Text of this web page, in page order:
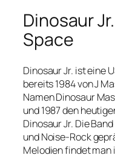
Dinosaur
Space
Dinosaur Jr. ist eine
bereits 1984 von J
Namen Dinosaur
und 1987 den
Dinosaur Jr. Die
und Noise-Rock
Melodien findet man